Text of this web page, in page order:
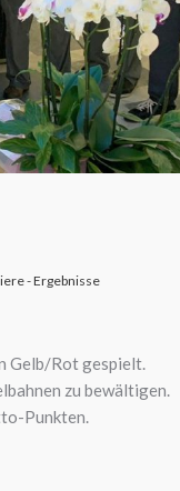
- Ergebnisse
Gelb/Rot gespielt.
zu bewältigen.
Punkten.